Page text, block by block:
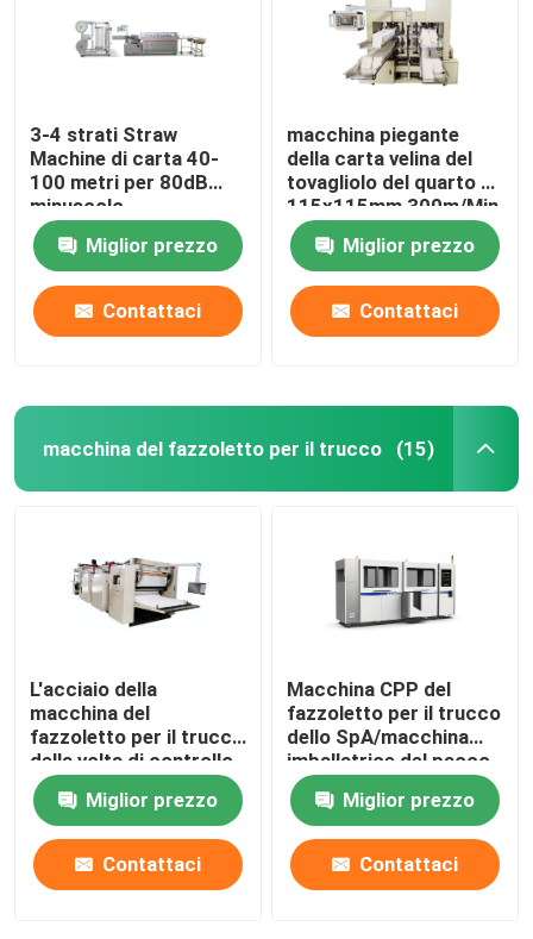
Chi siamo
Prodotti
Mostra VR
Macchina della carta velina
macchina del fazzoletto per il trucco
3-4 strati Straw
Machine di carta 40-
100 metri per 80dB
minuscolo
Miglior prezzo
Contattaci
macchina piegante
della carta velina del
tovagliolo del quarto di
115x115mm 300m/Min
Miglior prezzo
Contattaci
macchina del fazzoletto per il trucco (15)
L'acciaio della
macchina del
fazzoletto per il trucco
della volta di controllo
di programma dello
SpA V all'acciaio
imprime 100m/Min
Miglior prezzo
Contattaci
Macchina CPP del
fazzoletto per il trucco
dello SpA/macchina
imballatrice del pacco
della carta borsa del
PE
Miglior prezzo
Contattaci